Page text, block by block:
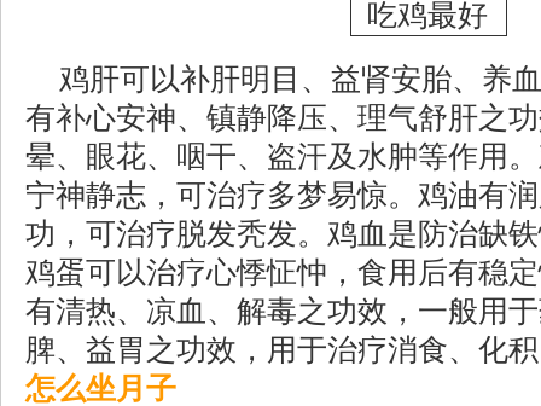
鸡肝可以补肝明目、益肾安胎、养
有补心安神、镇静降压、理气舒肝之
晕、眼花、咽干、盗汗及水肿等作用
宁神静志，可治疗多梦易惊。鸡油有
功，可治疗脱发秃发。鸡血是防治缺
鸡蛋可以治疗心悸怔忡，食用后有稳
有清热、凉血、解毒之功效，一般用
脾、益胃之功效，用于治疗消食、化
怎么坐月子